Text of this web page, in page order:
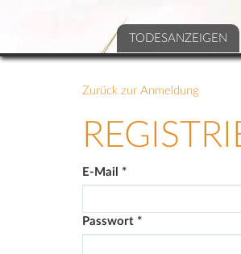
TODESANZEIGEN
Zurück zur Anmeldung
E-Mail *
Passwort *